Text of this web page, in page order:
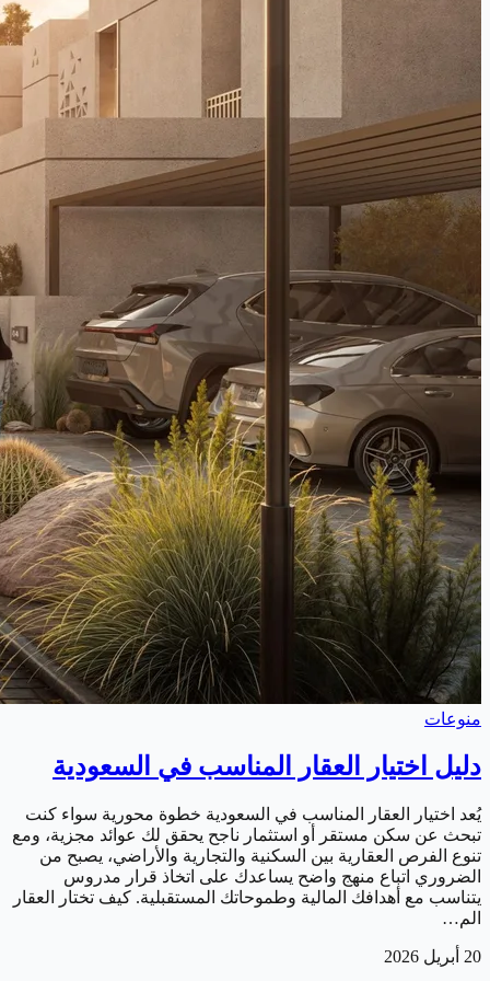
منوعات
دليل اختيار العقار المناسب في السعودية
يُعد اختيار العقار المناسب في السعودية خطوة محورية سواء كنت
تبحث عن سكن مستقر أو استثمار ناجح يحقق لك عوائد مجزية، ومع
تنوع الفرص العقارية بين السكنية والتجارية والأراضي، يصبح من
الضروري اتباع منهج واضح يساعدك على اتخاذ قرار مدروس
يتناسب مع أهدافك المالية وطموحاتك المستقبلية. كيف تختار العقار
الم…
20 أبريل 2026